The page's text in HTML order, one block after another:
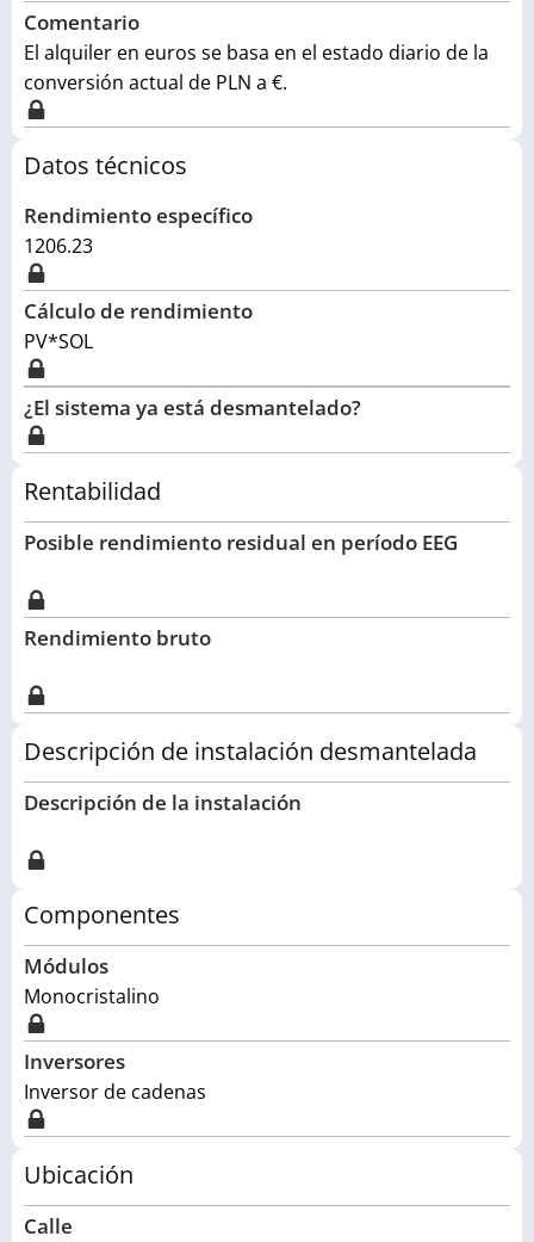
Comentario
El alquiler en euros se basa en el estado diario de la
conversión actual de PLN a €.
Datos técnicos
Rendimiento específico
1206.23
Cálculo de rendimiento
PV*SOL
¿El sistema ya está desmantelado?
Rentabilidad
Posible rendimiento residual en período EEG
Rendimiento bruto
Descripción de instalación desmantelada
Descripción de la instalación
Componentes
Módulos
Monocristalino
Inversores
Inversor de cadenas
Ubicación
Calle